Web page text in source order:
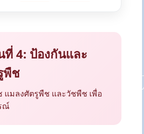
4: ป้องกันและ
พืช
แมลงศัตรูพืช และวัชพืช เพื่อ
ณ์